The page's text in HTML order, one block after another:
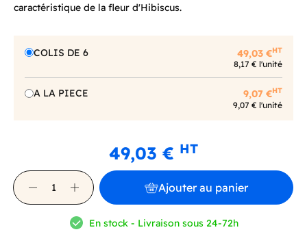
caractéristique de la fleur d'Hibiscus.
COLIS DE 6 49,03 €HT
8,17 € l'unité
A LA PIECE 9,07 €HT
9,07 € l'unité
49,03 € HT
Ajouter au panier
En stock - Livraison sous 24-72h